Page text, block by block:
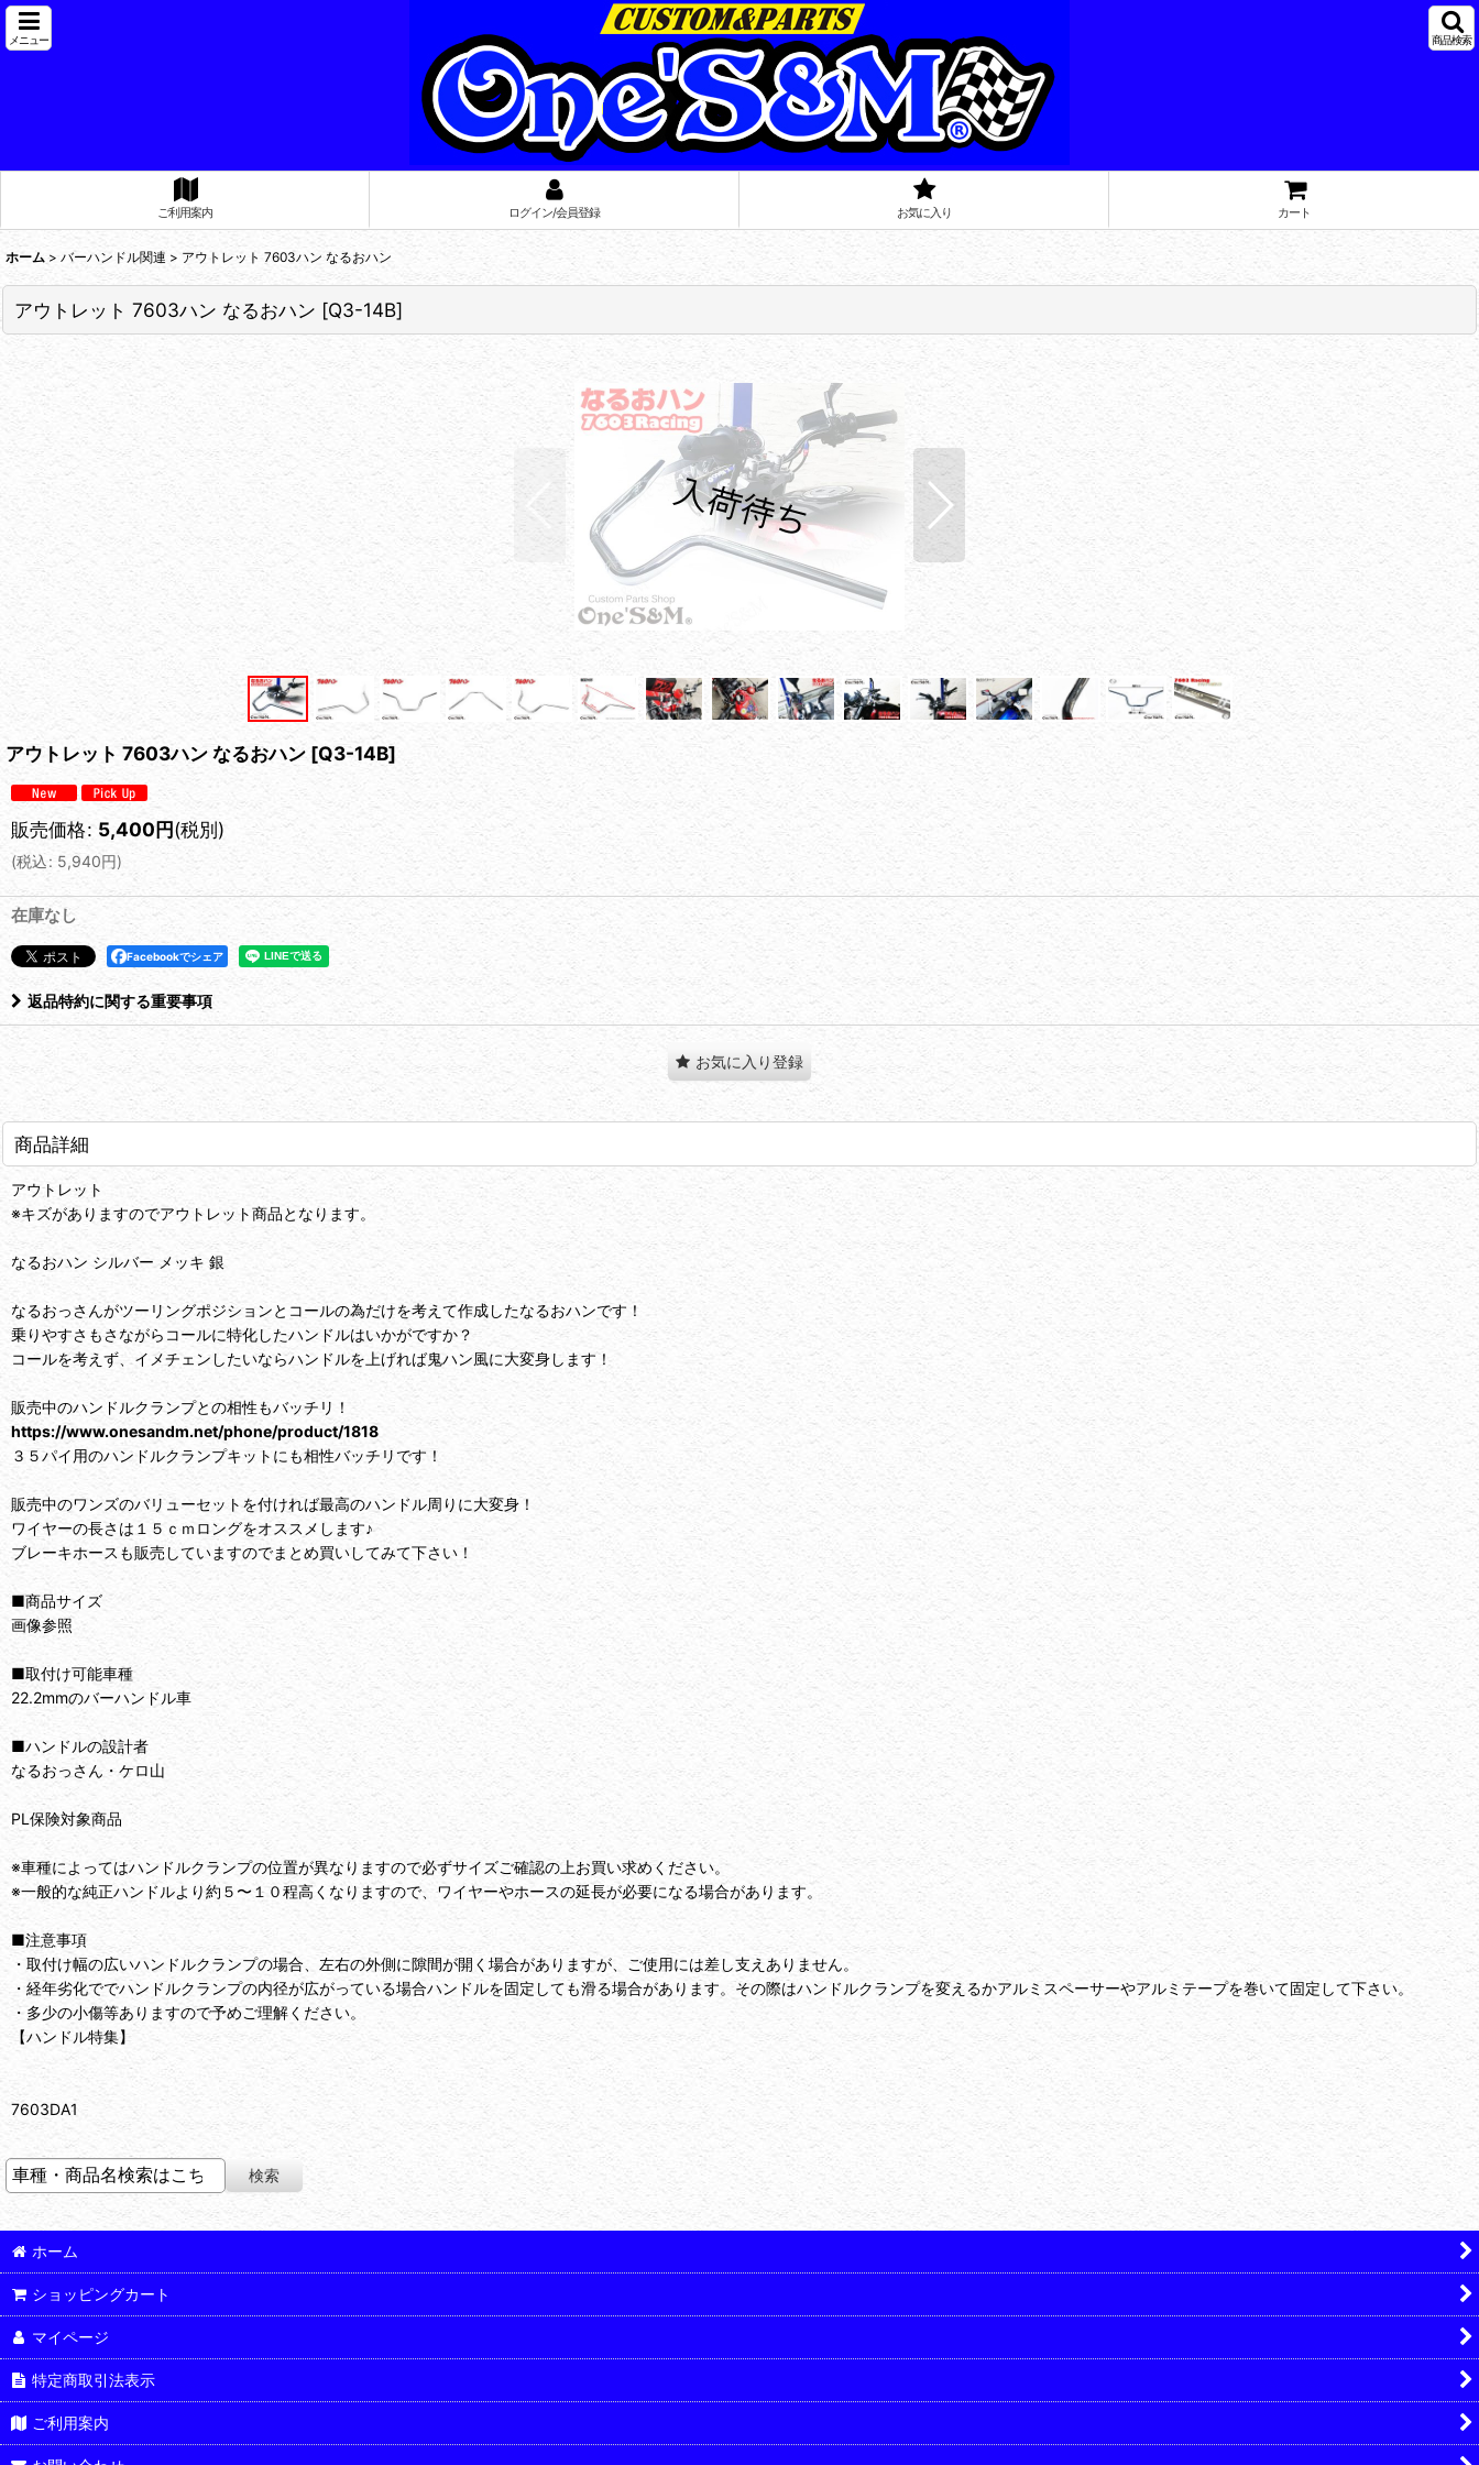
メニュー 商品検索
ご利用案内 ログイン/会員登録 お気に入り カート
ホーム > バーハンドル関連 > アウトレット 7603ハン なるおハン
アウトレット 7603ハン なるおハン [Q3-14B]
アウトレット 7603ハン なるおハン [Q3-14B]
販売価格: 5,400円(税別)
(税込: 5,940円)
在庫なし
Facebookでシェア
返品特約に関する重要事項
お気に入り登録
商品詳細
アウトレット
※キズがありますのでアウトレット商品となります。
なるおハン シルバー メッキ 銀
なるおっさんがツーリングポジションとコールの為だけを考えて作成したなるおハンです！
乗りやすさもさながらコールに特化したハンドルはいかがですか？
コールを考えず、イメチェンしたいならハンドルを上げれば鬼ハン風に大変身します！
販売中のハンドルクランプとの相性もバッチリ！
https://www.onesandm.net/phone/product/1818
３５パイ用のハンドルクランプキットにも相性バッチリです！
販売中のワンズのバリューセットを付ければ最高のハンドル周りに大変身！
ワイヤーの長さは１５ｃｍロングをオススメします♪
ブレーキホースも販売していますのでまとめ買いしてみて下さい！
■商品サイズ
画像参照
■取付け可能車種
22.2mmのバーハンドル車
■ハンドルの設計者
なるおっさん・ケロ山
PL保険対象商品
※車種によってはハンドルクランプの位置が異なりますので必ずサイズご確認の上お買い求めください。
※一般的な純正ハンドルより約５〜１０程高くなりますので、ワイヤーやホースの延長が必要になる場合があります。
■注意事項
・取付け幅の広いハンドルクランプの場合、左右の外側に隙間が開く場合がありますが、ご使用には差し支えありません。
・経年劣化ででハンドルクランプの内径が広がっている場合ハンドルを固定しても滑る場合があります。その際はハンドルクランプを変えるかアルミスペーサーやアルミテープを巻いて固定して下さい。
・多少の小傷等ありますので予めご理解ください。
【ハンドル特集】
7603DA1
ホーム
ショッピングカート
マイページ
特定商取引法表示
ご利用案内